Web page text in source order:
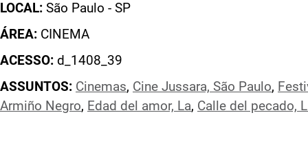
LOCAL: São Paulo - SP
ÁREA: CINEMA
ACESSO: d_1408_39
ASSUNTOS: Cinemas, Cine Jussara, São Paulo,
Armiño Negro, Edad del amor, La, Calle del pecado,